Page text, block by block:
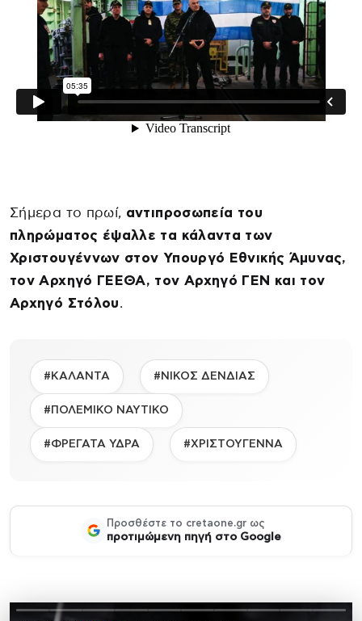
Σήμερα το πρωί, αντιπροσωπεία του
πληρώματος έψαλλε τα κάλαντα των
Χριστουγέννων στον Υπουργό Εθνικής Άμυνας,
τον Αρχηγό ΓΕΕΘΑ, τον Αρχηγό ΓΕΝ και τον
Αρχηγό Στόλου.
#ΚΑΛΑΝΤΑ #ΝΙΚΟΣ ΔΕΝΔΙΑΣ
#ΠΟΛΕΜΙΚΟ ΝΑΥΤΙΚΟ
#ΦΡΕΓΑΤΑ ΥΔΡΑ #ΧΡΙΣΤΟΥΓΕΝΝΑ
Προσθέστε το cretaone.gr ως
προτιμώμενη πηγή στο Google